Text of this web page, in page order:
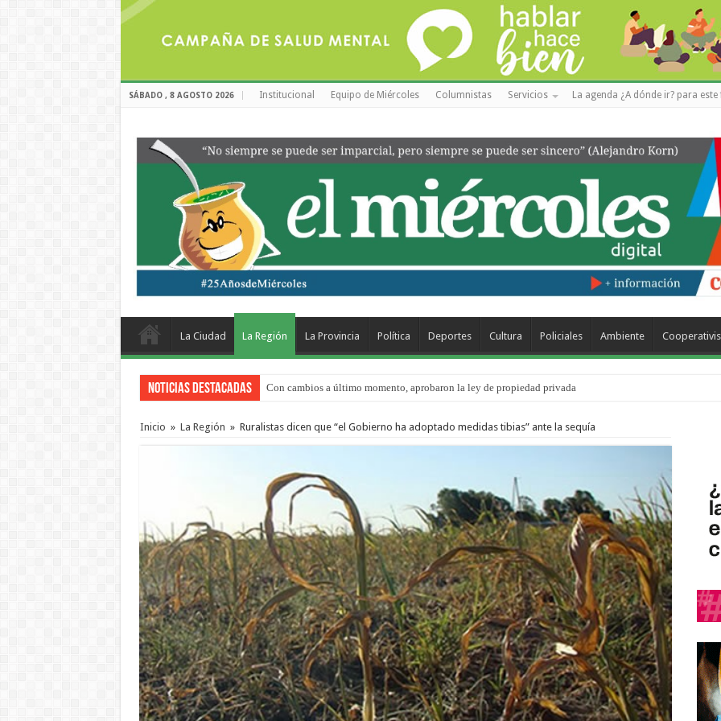
SÁBADO , 8 AGOSTO 2026 Institucional Equipo de Miércoles Columnistas Servicios La agenda ¿A dónde ir? para este
La Ciudad La Región La Provincia Política Deportes Cultura Policiales Ambiente
Noticias Destacadas Con cambios a último momento, aprobaron la ley de propiedad privada
Adopción en Entre Ríos: el 35% de los 90 niños, niñas y adolescentes que esperan una familia tiene
Inicio » La Región » Ruralistas dicen que “el Gobierno ha adoptado medidas tibias” ante la sequía